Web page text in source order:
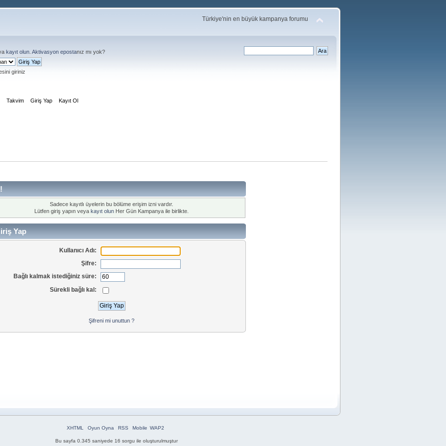
Türkiye'nin en büyük kampanya forumu
kayıt olun Aktivasyon epostanız mı yok?
giriniz
Takvim Giriş Yap Kayıt Ol
Sadece kayıtlı üyelerin bu bölüme erişim izni vardır.
Lütfen giriş yapın veya kayıt olun Her Gün Kampanya ile birlikte.
Yap
Kullanıcı Adı:
Şifre:
Bağlı kalmak istediğiniz süre:
Sürekli bağlı kal:
Şifreni mi unuttun ?
XHTML Oyun Oyna RSS Mobile WAP2
Bu sayfa 0.345 saniyede 16 sorgu ile oluşturulmuştur